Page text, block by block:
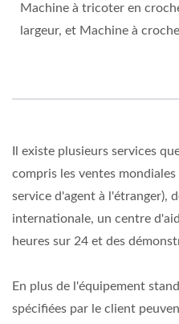
Machine à tricoter en
largeur, et Machine à
Il existe plusieurs services
compris les ventes
service d'agent à l'étranger),
internationale, un centre
heures sur 24 et des
En plus de l'équipement
spécifiées par le client